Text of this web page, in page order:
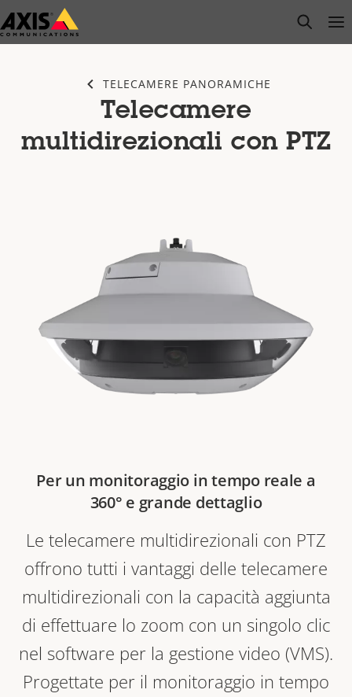
Salta
al
open
TELECAMERE PANORAMICHE
Telecamere
multidirezionali con PTZ
Per un monitoraggio in tempo reale a
360° e grande dettaglio
Le telecamere multidirezionali con PTZ
offrono tutti i vantaggi delle telecamere
multidirezionali con la capacità aggiunta
di effettuare lo zoom con un singolo clic
nel software per la gestione video (VMS).
Progettate per il monitoraggio in tempo